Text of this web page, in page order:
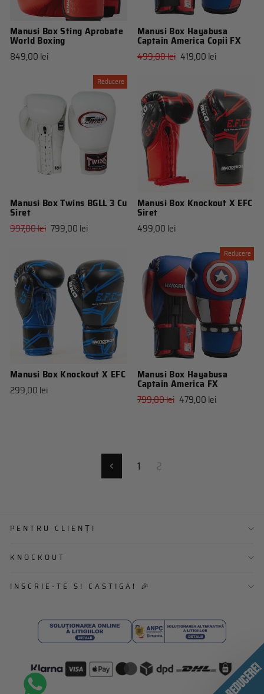
Manusi Box Sting Aprobate
World Boxing
849,00 lei
Manusi Box Hayabusa
Captain America Copii FX
Pret
499,00 lei Pret
419,00 lei
Reducere
Manusi Box Twins BGLL 3 Cu
Siret
Pret
997,00 lei Pret
799,00 lei
Manusi Box Knockout X EFC
Siret
499,00 lei
Manusi Box Knockout X EFC
299,00 lei
Reducere
Manusi Box Hayabusa
Captain America FX
Pret
799,00 lei Pret
479,00 lei
Anterior1 2
PENTRU CLIENȚI
KNOCKOUT
INSCRIE-TE SI CASTIGA! 🎉